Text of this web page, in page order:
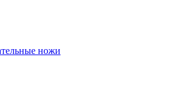
ножи